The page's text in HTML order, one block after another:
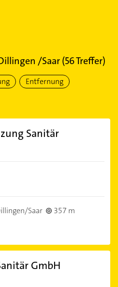
/Saar(56Treffer)
Entfernung
Sanitär
Saar
357 m
GmbH